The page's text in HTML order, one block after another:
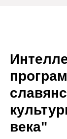
века"